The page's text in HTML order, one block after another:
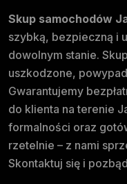
Skup samochodów
szybką, bezpieczną i
dowolnym stanie.
uszkodzone,
Gwarantujemy
do klienta na terenie
formalności oraz
rzetelnie – z nami
Skontaktuj się i